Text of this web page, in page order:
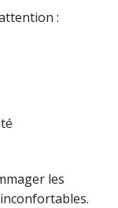
:
les